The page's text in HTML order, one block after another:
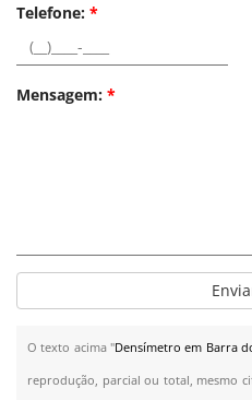
Telefone: *
Mensagem: *
O texto acima "Densímetro em Barra
reprodução, parcial ou total, mesmo